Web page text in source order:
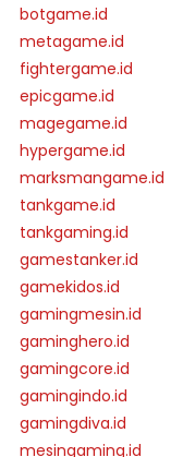
botgame.id
metagame.id
fightergame.id
epicgame.id
magegame.id
hypergame.id
marksmangame.id
tankgame.id
tankgaming.id
gamestanker.id
gamekidos.id
gamingmesin.id
gaminghero.id
gamingcore.id
gamingindo.id
gamingdiva.id
mesingaming.id